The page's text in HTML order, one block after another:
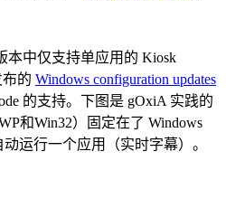
中仅支持单应用的 Kiosk
布的 Windows configuration updates
的支持。下图是 gOxiA 实践的
和Win32）固定在了 Windows
运行一个应用（实时字幕）。